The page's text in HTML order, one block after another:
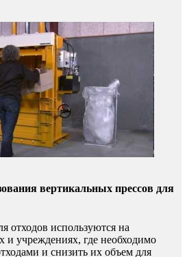
вертикальных прессов для
отходов используются на
и учреждениях, где необходимо
и снизить их объем для